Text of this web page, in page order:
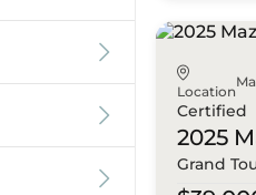
Location
Certified
2025
Grand